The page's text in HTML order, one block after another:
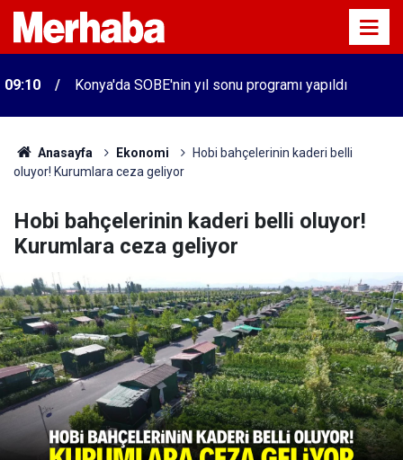
09:10 Konya'da SOBE'nin yıl sonu programı yapıldı
Anasayfa Ekonomi
Hobi bahçelerinin kaderi belli
oluyor! Kurumlara ceza geliyor
Hobi bahçelerinin kaderi belli oluyor!
Kurumlara ceza geliyor